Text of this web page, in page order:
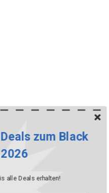
zum Black
alle Deals erhalten!